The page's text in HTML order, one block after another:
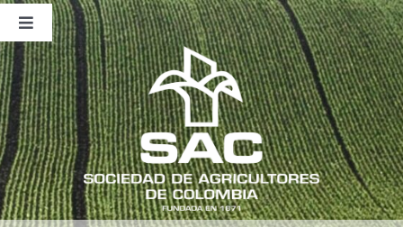
Saltar
contenido
Toggle
Navigation
Nosotros
Publicaciones
Sala de Prensa
Eventos